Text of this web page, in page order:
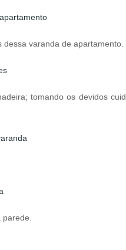
varanda de apartamento.
tomando os devidos